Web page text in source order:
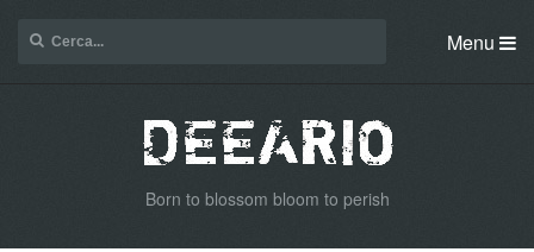
Menu
Born to blossom bloom to perish